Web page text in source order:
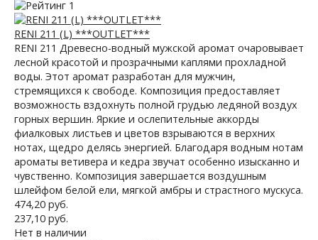
RENI 211 (L) ***OUTLET***
RENI 211 Древесно-водный мужской аромат очаровывает
лесной красотой и прозрачными каплями прохладной
воды. Этот аромат разработан для мужчин,
стремящихся к свободе. Композиция предоставляет
возможность вздохнуть полной грудью ледяной воздух
горных вершин. Яркие и ослепительные аккорды
фиалковых листьев и цветов взрываются в верхних
нотах, щедро делясь энергией. Благодаря водным нотам
ароматы ветивера и кедра звучат особенно изысканно и
чувственно. Композиция завершается воздушным
шлейфом белой ели, мягкой амбры и страстного мускуса.
474,20 руб.
237,10 руб.
Нет в наличии